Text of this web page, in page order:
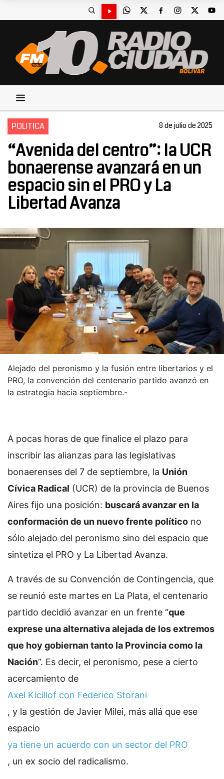
POLITICA 8 de julio de 2025
“Avenida del centro”: la UCR
bonaerense avanzará en un
espacio sin el PRO y La
Libertad Avanza
Alejado del peronismo y la fusión entre libertarios y el
PRO, la convención del centenario partido avanzó en
la estrategia hacia septiembre.-
A pocas horas de que finalice el plazo para
inscribir las alianzas para las legislativas
bonaerenses del 7 de septiembre, la Unión
Cívica Radical (UCR) de la provincia de Buenos
Aires fijo una posición: buscará avanzar en la
conformación de un nuevo frente político no
sólo alejado del peronismo sino del espacio que
sintetiza el PRO y La Libertad Avanza.
A través de su Convención de Contingencia, que
se reunió este martes en La Plata, el centenario
partido decidió avanzar en un frente “que
exprese una alternativa alejada de los extremos
que hoy gobiernan tanto la Provincia como la
Nación”. Es decir, el peronismo, pese a cierto
acercamiento de
Axel Kicillof con Federico Storani
, y la gestión de Javier Milei, más allá que ese
espacio
ya tiene un acuerdo con un sector del PRO
, un ex socio del radicalismo.